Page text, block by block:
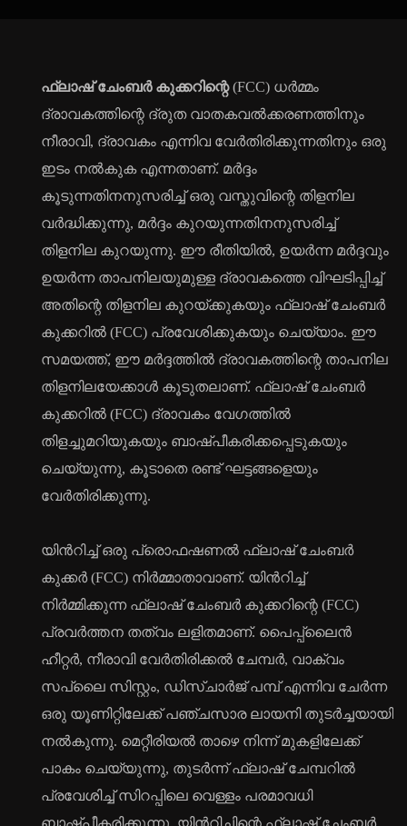
ഫ്ലാഷ് ചേംബർ കുക്കറിന്റെ(FCC) ധർമ്മം
ദ്രാവകത്തിന്റെ ദ്രുത വാതകവൽക്കരണത്തിനും
നീരാവി, ദ്രാവകം എന്നിവ വേർതിരിക്കുന്നതിനും ഒരു
ഇടം നൽകുക എന്നതാണ്. മർദ്ദം
കൂടുന്നതിനനുസരിച്ച് ഒരു വസ്തുവിന്റെ തിളനില
വർദ്ധിക്കുന്നു, മർദ്ദം കുറയുന്നതിനനുസരിച്ച്
തിളനില കുറയുന്നു. ഈ രീതിയിൽ, ഉയർന്ന മർദ്ദവും
ഉയർന്ന താപനിലയുമുള്ള ദ്രാവകത്തെ വിഘടിപ്പിച്ച്
അതിന്റെ തിളനില കുറയ്ക്കുകയും ഫ്ലാഷ് ചേംബർ
കുക്കറിൽ (FCC) പ്രവേശിക്കുകയും ചെയ്യാം. ഈ
സമയത്ത്, ഈ മർദ്ദത്തിൽ ദ്രാവകത്തിന്റെ താപനില
തിളനിലയേക്കാൾ കൂടുതലാണ്. ഫ്ലാഷ് ചേംബർ
കുക്കറിൽ (FCC) ദ്രാവകം വേഗത്തിൽ
തിളച്ചുമറിയുകയും ബാഷ്പീകരിക്കപ്പെടുകയും
ചെയ്യുന്നു, കൂടാതെ രണ്ട് ഘട്ടങ്ങളെയും
വേർതിരിക്കുന്നു.
യിൻറിച്ച് ഒരു പ്രൊഫഷണൽ ഫ്ലാഷ് ചേംബർ
കുക്കർ (FCC) നിർമ്മാതാവാണ്. യിൻറിച്ച്
നിർമ്മിക്കുന്ന ഫ്ലാഷ് ചേംബർ കുക്കറിന്റെ (FCC)
പ്രവർത്തന തത്വം ലളിതമാണ്. പൈപ്പ്‌ലൈൻ
ഹീറ്റർ, നീരാവി വേർതിരിക്കൽ ചേമ്പർ, വാക്വം
സപ്ലൈ സിസ്റ്റം, ഡിസ്ചാർജ് പമ്പ് എന്നിവ ചേർന്ന
ഒരു യൂണിറ്റിലേക്ക് പഞ്ചസാര ലായനി തുടർച്ചയായി
നൽകുന്നു. മെറ്റീരിയൽ താഴെ നിന്ന് മുകളിലേക്ക്
പാകം ചെയ്യുന്നു, തുടർന്ന് ഫ്ലാഷ് ചേമ്പറിൽ
പ്രവേശിച്ച് സിറപ്പിലെ വെള്ളം പരമാവധി